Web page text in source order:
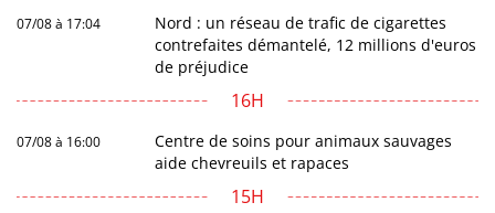
07/08 à 17:04
Nord : un réseau de trafic de cigarettes
contrefaites démantelé, 12 millions d'euros
de préjudice
16H
07/08 à 16:00
Centre de soins pour animaux sauvages
aide chevreuils et rapaces
15H